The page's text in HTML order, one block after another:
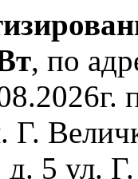
, по
Г.
5 ул.